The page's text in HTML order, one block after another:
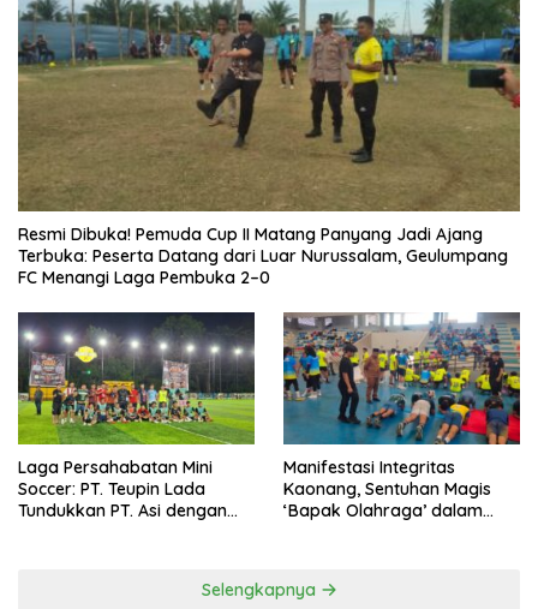
Resmi Dibuka! Pemuda Cup II Matang Panyang Jadi Ajang
Terbuka: Peserta Datang dari Luar Nurussalam, Geulumpang
FC Menangi Laga Pembuka 2–0
Laga Persahabatan Mini
Soccer: PT. Teupin Lada
Tundukkan PT. Asi dengan
Manifestasi Integritas
Kaonang, Sentuhan Magis
‘Bapak Olahraga’ dalam
Selengkapnya